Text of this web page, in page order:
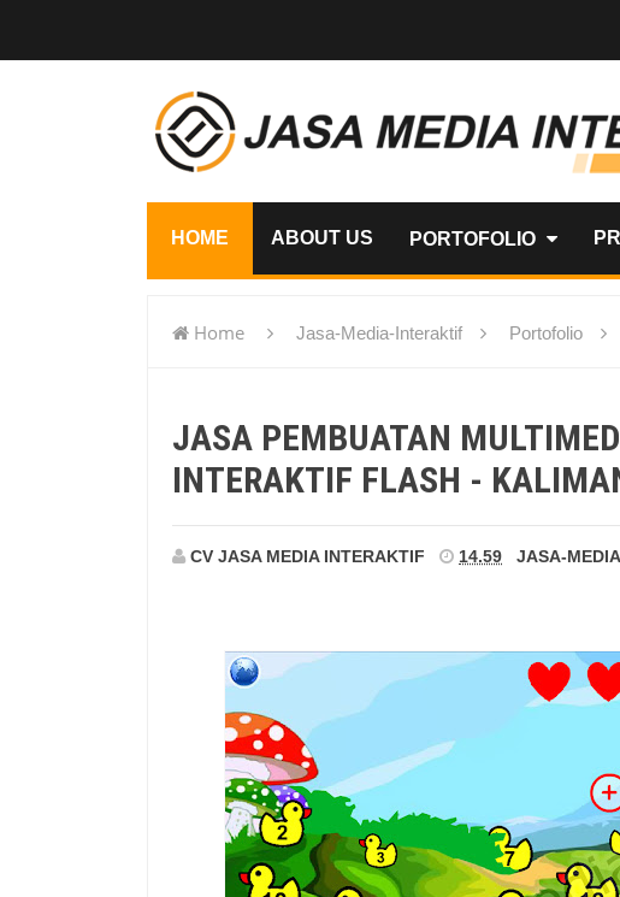
HOME ABOUT US PORTOFOLIO
Home Jasa-Media-Interaktif Portofolio
JASA PEMBUATAN
INTERAKTIF FLASH -
CV JASA MEDIA INTERAKTIF 14.59 JASA-